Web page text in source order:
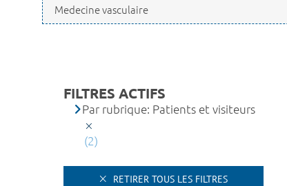
FILTRES ACTIFS
Par rubrique: Patients et visiteurs
(2)
RETIRER TOUS LES FILTRES